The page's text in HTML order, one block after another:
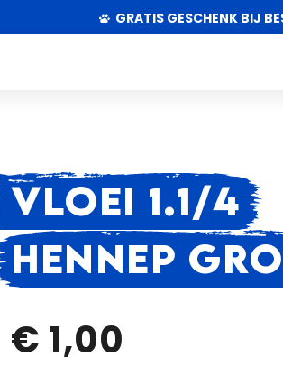
GRATIS GESCHENK BIJ
VLOEI 1.1/4
HENNEP
€ 1,00